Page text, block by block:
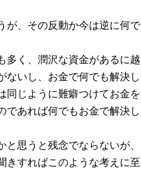
が、その反動か今は逆に何で
く、潤沢な資金があるに越
ないし、お金で何でも解決し
同じように難癖つけてお金を
であれば何でもお金で解決し
思うと残念でならないが、
きすればこのような考えに至